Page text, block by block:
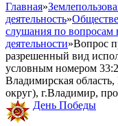
Главная»
деятельность»
слушания по вопросам
деятельности»Вопрос
разрешенный вид
условным номером
Владимирская
округ), г.Владимир,
День Победы